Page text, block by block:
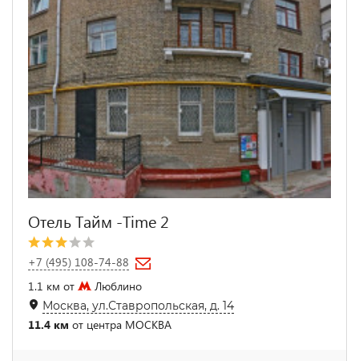
Отель Тайм -Time 2
+7 (495) 108-74-88
1.1 км от
Люблино
Москва, ул.Ставропольская, д. 14
11.4 км от центра МОСКВА